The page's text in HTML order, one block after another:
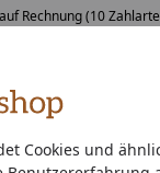
Cookies und
Rechnung (10